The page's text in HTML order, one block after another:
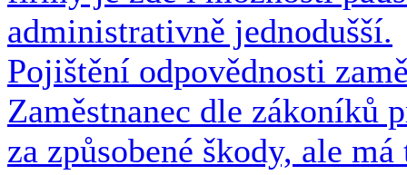
administrativně jednodušší.
Pojištění odpovědnosti
Zaměstnanec dle zákoníků
za způsobené škody, ale